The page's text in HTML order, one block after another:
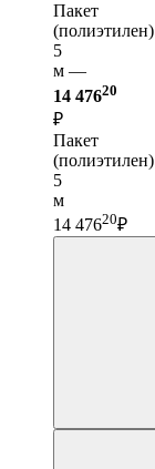
Пакет
(полиэтилен)
5
м —
14 47620
₽
Пакет
(полиэтилен)
5
м
14 47620₽